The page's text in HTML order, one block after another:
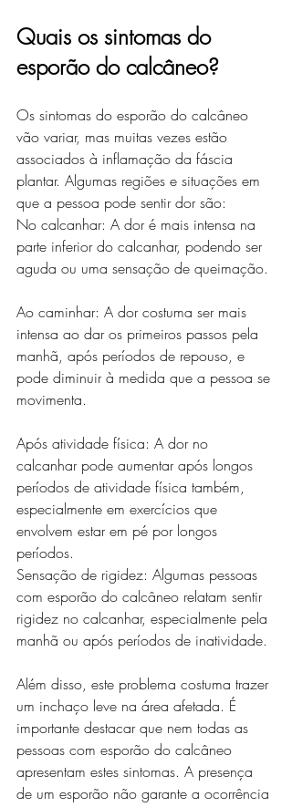
Quais os sintomas do
esporão do calcâneo?
Os sintomas do esporão do calcâneo
vão variar, mas muitas vezes estão
associados à inflamação da fáscia
plantar. Algumas regiões e situações em
que a pessoa pode sentir dor são:
No calcanhar: A dor é mais intensa na
parte inferior do calcanhar, podendo ser
aguda ou uma sensação de queimação.
Ao caminhar: A dor costuma ser mais
intensa ao dar os primeiros passos pela
manhã, após períodos de repouso, e
pode diminuir à medida que a pessoa se
movimenta.
Após atividade física: A dor no
calcanhar pode aumentar após longos
períodos de atividade física também,
especialmente em exercícios que
envolvem estar em pé por longos
períodos.
Sensação de rigidez: Algumas pessoas
com esporão do calcâneo relatam sentir
rigidez no calcanhar, especialmente pela
manhã ou após períodos de inatividade.
Além disso, este problema costuma trazer
um inchaço leve na área afetada. É
importante destacar que nem todas as
pessoas com esporão do calcâneo
apresentam estes sintomas. A presença
de um esporão não garante a ocorrência